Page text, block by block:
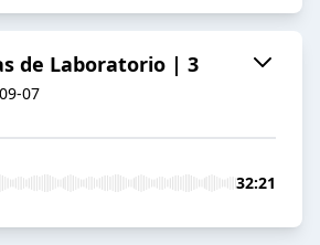
de Laboratorio | 3
07
32:21